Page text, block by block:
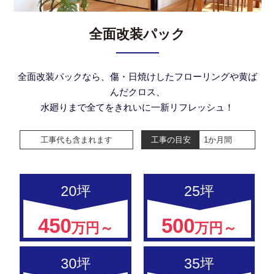
全面改装パック
全面改装パックなら、傷・日焼けしたフローリングや黄ば
んだクロス、
水廻りまで全てをきれいに一新リフレッシュ！
工事代も含まれます 工事の目安 1か月間
20坪
450万円～
25坪
500万円～
30坪 35坪